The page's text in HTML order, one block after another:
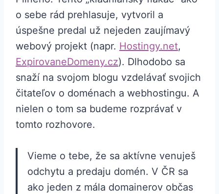
o sebe rád prehlasuje, vytvoril a
úspešne predal už nejeden zaujímavý
webový projekt (napr. Hostingy.net,
ExpirovaneDomeny.cz). Dlhodobo sa
snaží na svojom blogu vzdelávať svojich
čitateľov o doménach a webhostingu. A
nielen o tom sa budeme rozprávať v
tomto rozhovore.
Vieme o tebe, že sa aktívne venuješ
odchytu a predaju domén. V ČR sa
ako jeden z mála domainerov občas